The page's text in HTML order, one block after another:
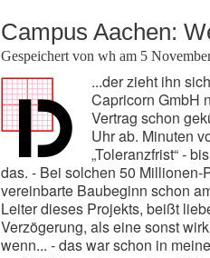
Campus Aachen:
Gespeichert von wh am 5
...der zieht ihn
Capricorn GmbH
Vertrag schon
Uhr ab. Minuten
„Toleranzfrist“ -
das. - Bei solchen 50
vereinbarte Baubeginn schon
Leiter dieses Projekts, beißt
Verzögerung, als eine sonst
wenn... - das war schon in